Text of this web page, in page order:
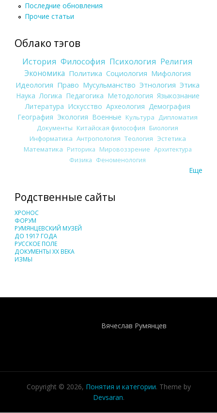
Последние обновления
Прочие статьи
Облако тэгов
История Философия Психология Религия
Экономика Политика Социология Мифология
Идеология Право Мусульманство Этнология Этика
Наука Логика Педагогика Методология Языкознание
Литература Искусство Археология Демография
География Экология Военные Культура
Дипломатия
Документы Китайская философия Биология
Информатика Антропология Теология Эстетика
Математика Риторика Мировоззрение Архитектура
Физика Феноменология
Еще
Родственные сайты
ХРОНОС
ФОРУМ
РУМЯНЦЕВСКИЙ МУЗЕЙ
ДО 1917 ГОДА
РУССКОЕ ПОЛЕ
ДОКУМЕНТЫ XX ВЕКА
ИЗМЫ
Вячеслав Румянцев
Copyright © 2026, Понятия и категории. Theme by
Devsaran.